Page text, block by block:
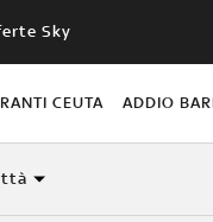
Sky
CEUTA ADDIO